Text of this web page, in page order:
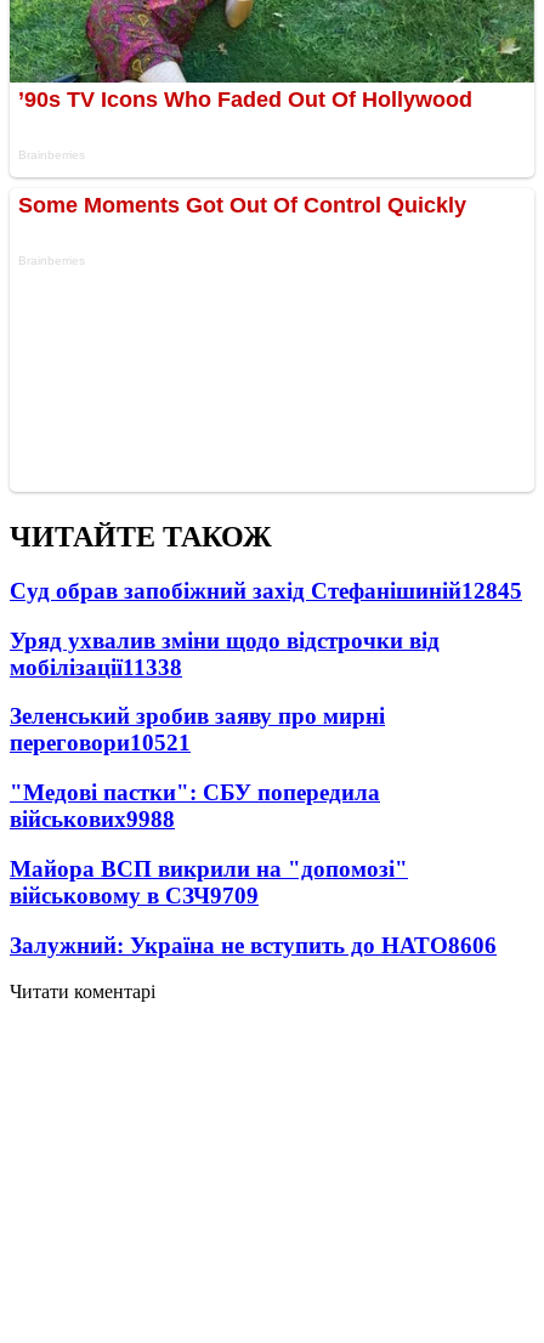
ЧИТАЙТЕ ТАКОЖ
Суд обрав запобіжний захід Стефанішиній12845
Уряд ухвалив зміни щодо відстрочки від
мобілізації11338
Зеленський зробив заяву про мирні
переговори10521
"Медові пастки": СБУ попередила
військових9988
Майора ВСП викрили на "допомозі"
військовому в СЗЧ9709
Залужний: Україна не вступить до НАТО8606
Читати коментарі